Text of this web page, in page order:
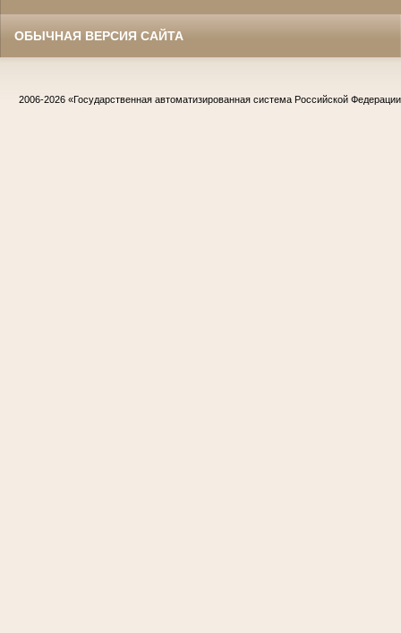
ОБЫЧНАЯ ВЕРСИЯ САЙТА
2006-2026 «Государственная автоматизированная система Российской